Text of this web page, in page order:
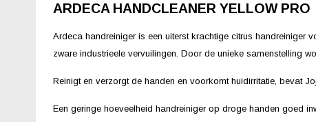
ARDECA HANDCLEANER YELLOW PRO
Ardeca handreiniger is een uiterst krachtige citrus handreiniger
zware industrieele vervuilingen. Door de unieke samenstelling
Reinigt en verzorgt de handen en voorkomt huidirritatie, bevat
Een geringe hoeveelheid handreiniger op droge handen goed